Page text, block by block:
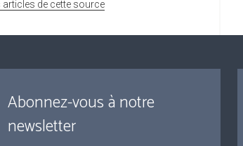
articles de cette source
Abonnez-vous à notre
newsletter